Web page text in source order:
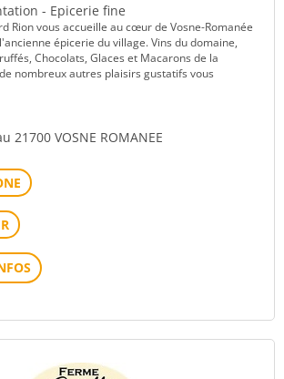
- Epicerie fine
Rion vous accueille au cœur de Vosne-Romanée
épicerie du village. Vins du domaine,
Chocolats, Glaces et Macarons de la
nombreux autres plaisirs gustatifs vous
21700 VOSNE ROMANEE